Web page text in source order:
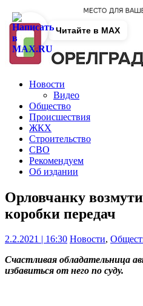
Новости
Видео
Общество
Происшествия
ЖКХ
Строительство
СВО
Рекомендуем
Об издании
Орловчанку
коробки передач
2.2.2021 | 16:30 Новости,
Счастливая обладательница
избавиться от него по суду.
Читайте в MAX